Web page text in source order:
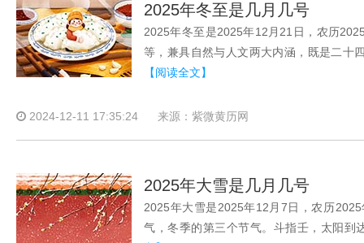
2025年冬至是几月几号
2025年冬至是2025年12月21日，农历
等，兼具自然与人文两大内涵，既是二十
【阅读全文】
2024-12-11 17:35:24 来源：紫微黄历网
2025年大雪是几月几号
2025年大雪是2025年12月7日，农历
气，冬季的第三个节气。斗指壬，太阳